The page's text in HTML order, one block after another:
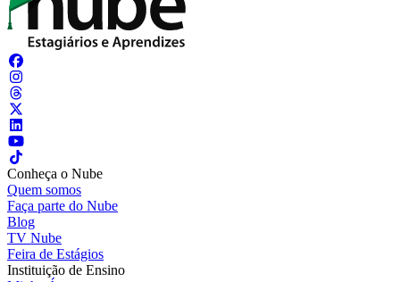
Conheça o Nube
Quem somos
Faça parte do Nube
Blog
TV Nube
Feira de Estágios
Instituição de Ensino